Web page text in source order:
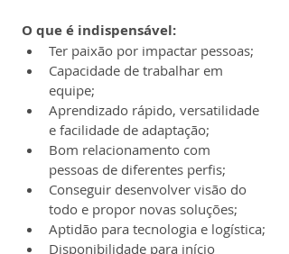
O que é indispensável:
Ter paixão por impactar pessoas;
Capacidade de trabalhar em
equipe;
Aprendizado rápido, versatilidade
e facilidade de adaptação;
Bom relacionamento com
pessoas de diferentes perfis;
Conseguir desenvolver visão do
todo e propor novas soluções;
Aptidão para tecnologia e logística;
Disponibilidade para início